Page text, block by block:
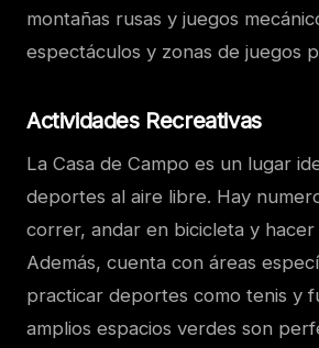
montañas rusas y juegos
espectáculos y zonas de juegos
Actividades Recreativas
La Casa de Campo es un lugar
deportes al aire libre. Hay
correr, andar en bicicleta y hacer
Además, cuenta con áreas
practicar deportes como tenis y
amplios espacios verdes son